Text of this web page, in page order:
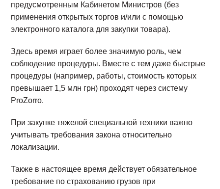
предусмотренным Кабинетом Министров (без
применения открытых торгов и/или с помощью
электронного каталога для закупки товара).
Здесь время играет более значимую роль, чем
соблюдение процедуры. Вместе с тем даже быстрые
процедуры (например, работы, стоимость которых
превышает 1,5 млн грн) проходят через систему
ProZorro.
При закупке тяжелой специальной техники важно
учитывать требования закона относительно
локализации.
Также в настоящее время действует обязательное
требование по страхованию грузов при